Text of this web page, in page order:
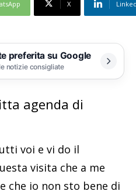
X
preferita su Google
notizie consigliate
agenda di
voi e vi do il
visita che a me
che io non sto bene di